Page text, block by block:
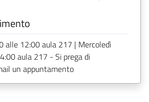
alle 12:00 aula 217 | Mercoledì
aula 217 - Si prega di
un appuntamento